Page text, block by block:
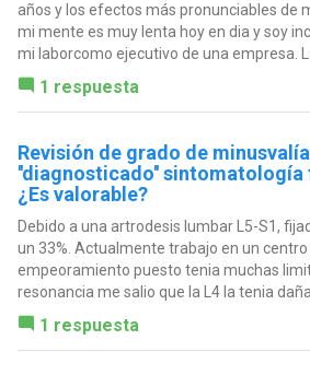
años y los efectos más pronunciables de
mi mente es muy lenta hoy en dia y soy
mi laborcomo ejecutivo de una empresa.
1 respuesta
Revisión de grado de
''diagnosticado''
¿Es valorable?
Debido a una artrodesis lumbar L5-S1,
un 33%. Actualmente trabajo en un centro
empeoramiento puesto tenia muchas
resonancia me salio que la L4 la tenia
1 respuesta